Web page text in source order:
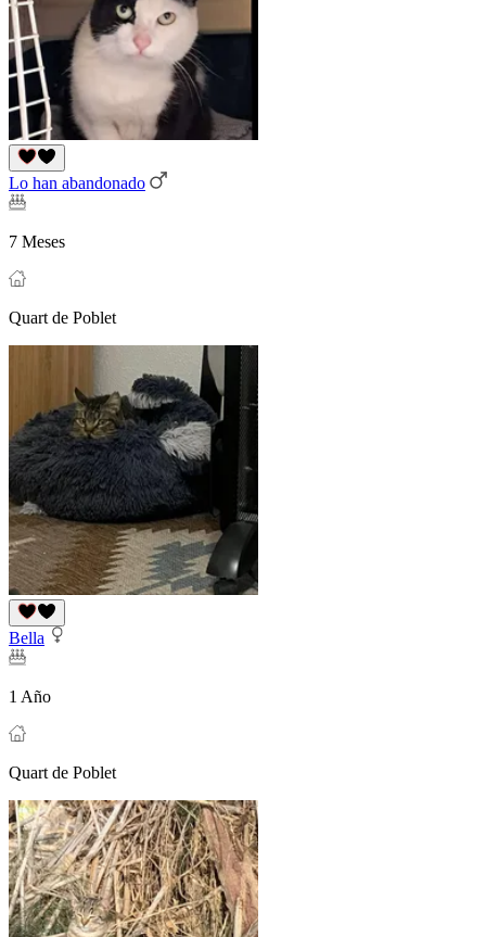
Lo han abandonado
7 Meses
Quart de Poblet
Bella
1 Año
Quart de Poblet